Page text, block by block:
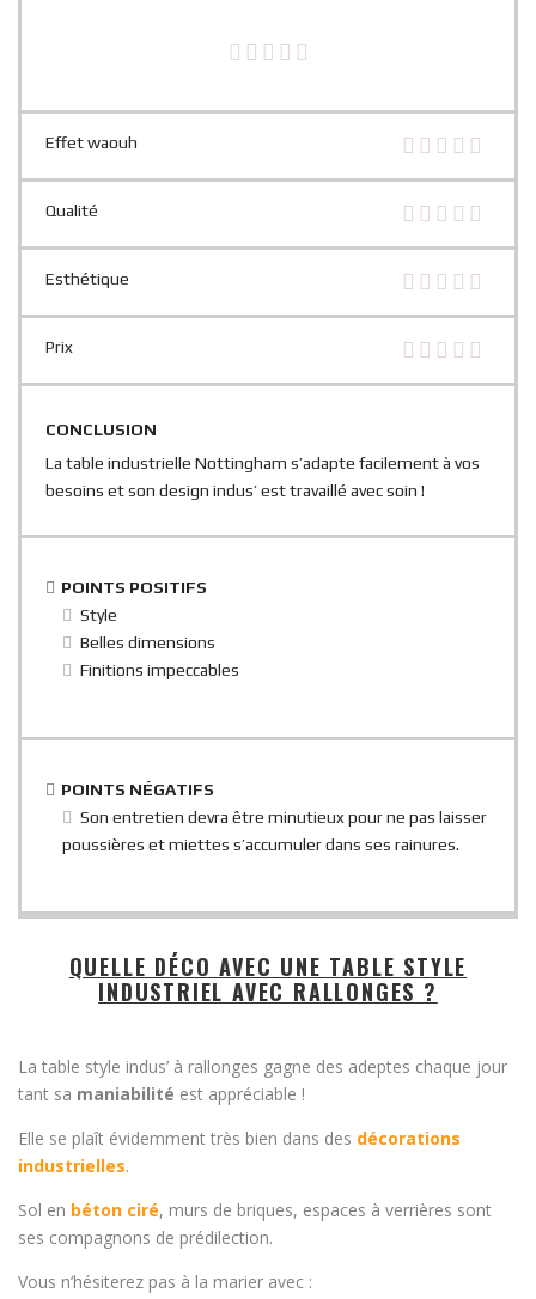
Effet waouh
Qualité
Esthétique
Prix
CONCLUSION
La table industrielle Nottingham s’adapte facilement à vos
besoins et son design indus’ est travaillé avec soin !
POINTS POSITIFS
Style
Belles dimensions
Finitions impeccables
POINTS NÉGATIFS
Son entretien devra être minutieux pour ne pas laisser
poussières et miettes s’accumuler dans ses rainures.
QUELLE DÉCO AVEC UNE TABLE STYLE
INDUSTRIEL AVEC RALLONGES ?
La table style indus’ à rallonges gagne des adeptes chaque jour
tant sa maniabilité est appréciable !
Elle se plaît évidemment très bien dans des décorations
industrielles.
Sol en béton ciré, murs de briques, espaces à verrières sont
ses compagnons de prédilection.
Vous n’hésiterez pas à la marier avec :